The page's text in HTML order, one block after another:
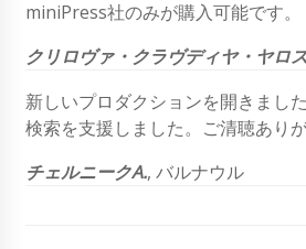
miniPress社のみが購入可能です。
クリロヴァ・クラヴディヤ・ヤロ
新しいプロダクションを開きまし
検索を支援しました。ご清聴あり
チェルニークA., バルナウル